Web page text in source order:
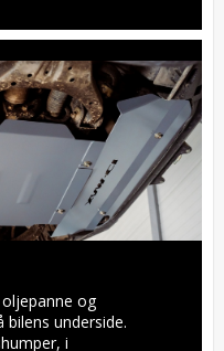
og
underside.
i